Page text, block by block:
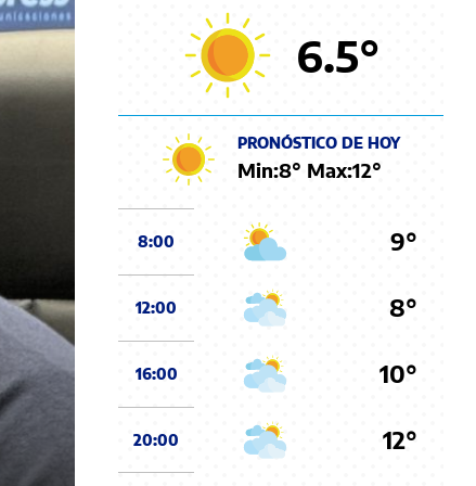
6.5°
PRONÓSTICO DE HOY
Min:8° Max:12°
8:00 9°
12:00 8°
16:00 10°
20:00 12°